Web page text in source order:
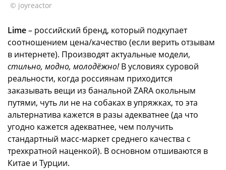
© joyreactor
Lime– российский бренд, который подкупает
соотношением цена/качество (если верить отзывам
в интернете). Производят актуальные модели,
стильно, модно, молодёжно!В условиях суровой
реальности, когда россиянам приходится
заказывать вещи из банальной ZARA окольным
путями, чуть ли не на собаках в упряжках, то эта
альтернатива кажется в разы адекватнее (да что
угодно кажется адекватнее, чем получить
стандартный масс-маркет среднего качества с
трехкратной наценкой). В основном отшиваются в
Китае и Турции.